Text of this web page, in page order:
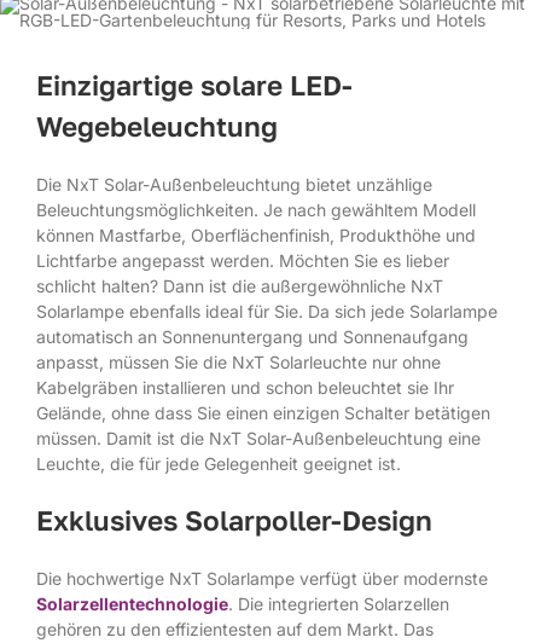
Einzigartige solare LED-
Wegebeleuchtung
Die NxT Solar-Außenbeleuchtung bietet unzählige
Beleuchtungsmöglichkeiten. Je nach gewähltem Modell
können Mastfarbe, Oberflächenfinish, Produkthöhe und
Lichtfarbe angepasst werden. Möchten Sie es lieber
schlicht halten? Dann ist die außergewöhnliche NxT
Solarlampe ebenfalls ideal für Sie. Da sich jede Solarlampe
automatisch an Sonnenuntergang und Sonnenaufgang
anpasst, müssen Sie die NxT Solarleuchte nur ohne
Kabelgräben installieren und schon beleuchtet sie Ihr
Gelände, ohne dass Sie einen einzigen Schalter betätigen
müssen. Damit ist die NxT Solar-Außenbeleuchtung eine
Leuchte, die für jede Gelegenheit geeignet ist.
Exklusives Solarpoller-Design
Die hochwertige NxT Solarlampe verfügt über modernste
Solarzellentechnologie. Die integrierten Solarzellen
gehören zu den effizientesten auf dem Markt. Das